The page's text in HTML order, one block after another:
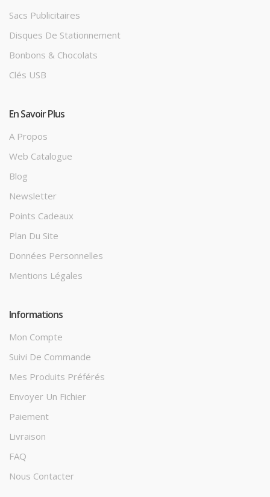
Sacs Publicitaires
Disques De Stationnement
Bonbons & Chocolats
Clés USB
En Savoir Plus
A Propos
Web Catalogue
Blog
Newsletter
Points Cadeaux
Plan Du Site
Données Personnelles
Mentions Légales
Informations
Mon Compte
Suivi De Commande
Mes Produits Préférés
Envoyer Un Fichier
Paiement
Livraison
FAQ
Nous Contacter